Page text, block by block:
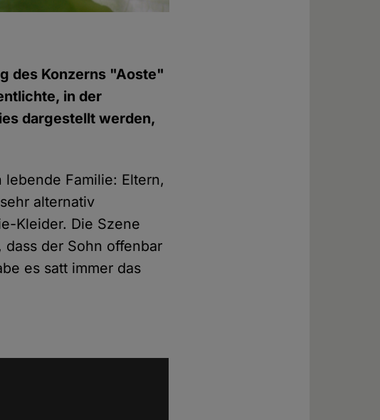
des Konzerns "Aoste"
in der
dargestellt werden,
Familie: Eltern,
alternativ
Kleider. Die Szene
der Sohn offenbar
es satt immer das